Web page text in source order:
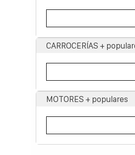
CARROCERÍAS +
MOTORES + populares